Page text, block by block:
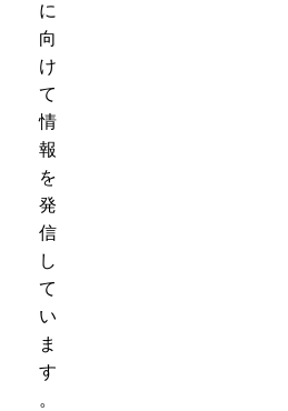
に
向
け
て
情
報
を
発
信
し
て
い
ま
す
。